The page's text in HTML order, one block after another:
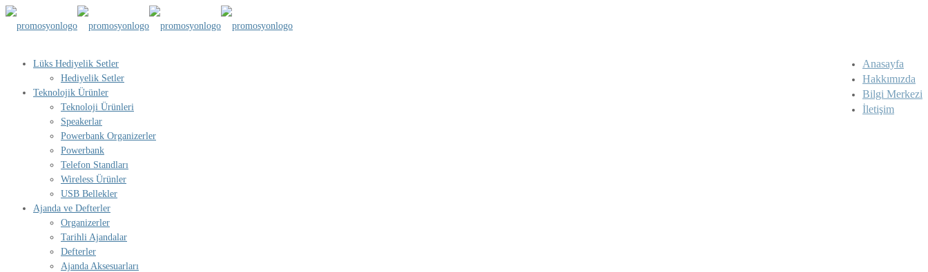
Anasayfa
Hakkımızda
Bilgi Merkezi
İletişim
Lüks Hediyelik Setler
Hediyelik Setler
Teknolojik Ürünler
Teknoloji Ürünleri
Speakerlar
Powerbank Organizerler
Powerbank
Telefon Standları
Wireless Ürünler
USB Bellekler
Ajanda ve Defterler
Organizerler
Tarihli Ajandalar
Defterler
Ajanda Aksesuarları